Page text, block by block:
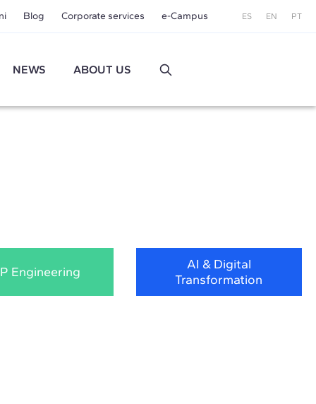
Blog Corporate services e-Campus ES EN PT
NEWS ABOUT US
Engineering
AI & Digital
Transformation